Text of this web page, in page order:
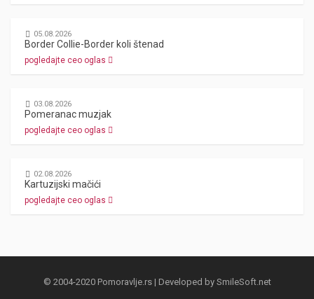
05.08.2026
Border Collie-Border koli štenad
pogledajte ceo oglas
03.08.2026
Pomeranac muzjak
pogledajte ceo oglas
02.08.2026
Kartuzijski mačići
pogledajte ceo oglas
© 2004-2020 Pomoravlje.rs | Developed by SmileSoft.net